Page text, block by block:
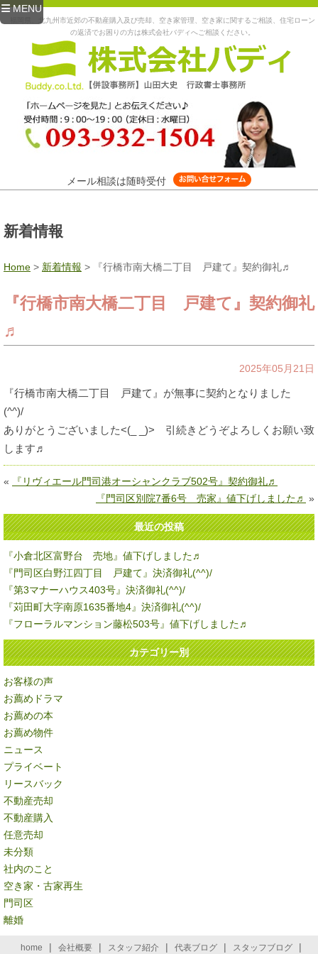
MENU
福岡県、北九州市近郊の不動産購入及び売却、空き家管理、空き家に関するご相談、住宅ローン
の返済でお困りの方は株式会社バディへご相談ください。
メール相談は随時受付
新着情報
Home > 新着情報 > 『行橋市南大橋二丁目 戸建て』契約御礼♬
『行橋市南大橋二丁目 戸建て』契約御礼
♬
2025年05月21日
『行橋市南大橋二丁目 戸建て』が無事に契約となりました
(^^)/
ありがとうございました<(_ _)> 引続きどうぞよろしくお願い致
します♬
«
『リヴィエール門司港オーシャンクラブ502号』契約御礼♬
『門司区別院7番6号 売家』値下げしました♬ »
最近の投稿
『小倉北区富野台 売地』値下げしました♬
『門司区白野江四丁目 戸建て』決済御礼(^^)/
『第3マナーハウス403号』決済御礼(^^)/
『苅田町大字南原1635番地4』決済御礼(^^)/
『フローラルマンション藤松503号』値下げしました♬
カテゴリー別
お客様の声
お薦めドラマ
お薦めの本
お薦め物件
ニュース
プライベート
リースバック
不動産売却
不動産購入
任意売却
未分類
社内のこと
空き家・古家再生
門司区
離婚
home | 会社概要 | スタッフ紹介 | 代表ブログ | スタッフブログ |